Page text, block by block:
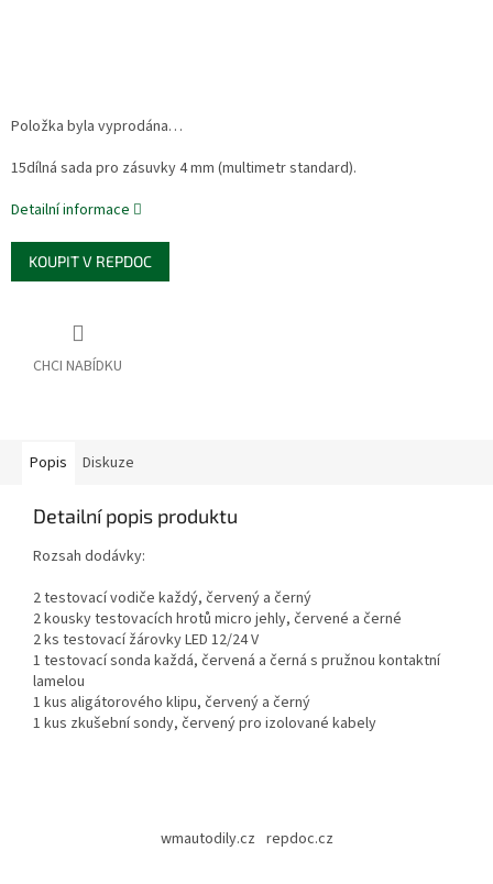
Položka byla vyprodána…
15dílná sada pro zásuvky 4 mm (multimetr standard).
Detailní informace
KOUPIT V REPDOC
Popis Diskuze
Detailní popis produktu
Rozsah dodávky:
2 testovací vodiče každý, červený a černý
2 kousky testovacích hrotů micro jehly, červené a černé
2 ks testovací žárovky LED 12/24 V
1 testovací sonda každá, červená a černá s pružnou kontaktní
lamelou
1 kus aligátorového klipu, červený a černý
1 kus zkušební sondy, červený pro izolované kabely
wmautodily.cz repdoc.cz